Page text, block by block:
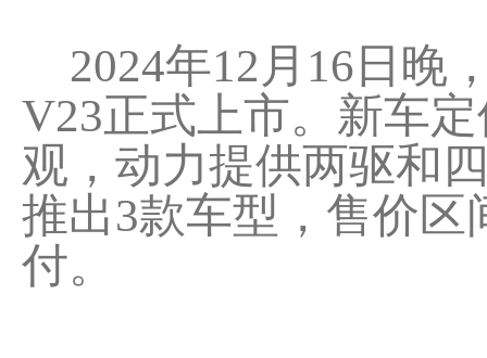
2024年12月16日晚
V23正式上市。新车
观，动力提供两驱和
推出3款车型，售价区
付。